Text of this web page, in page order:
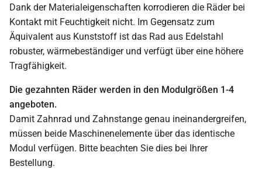
Dank der Materialeigenschaften korrodieren die Räder bei
Kontakt mit Feuchtigkeit nicht. Im Gegensatz zum
Äquivalent aus Kunststoff ist das Rad aus Edelstahl
robuster, wärmebeständiger und verfügt über eine höhere
Tragfähigkeit.
Die gezahnten Räder werden in den Modulgrößen 1-4
angeboten.
Damit Zahnrad und Zahnstange genau ineinandergreifen,
müssen beide Maschinenelemente über das identische
Modul verfügen. Bitte beachten Sie dies bei Ihrer
Bestellung.